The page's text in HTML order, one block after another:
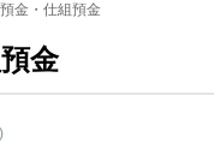
金・仕組預金
金